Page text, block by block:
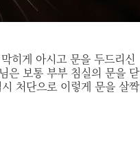
히게 아시고 문을 두드리신
은 보통 부부 침실의 문을 닫
처단으로 이렇게 문을 살짝